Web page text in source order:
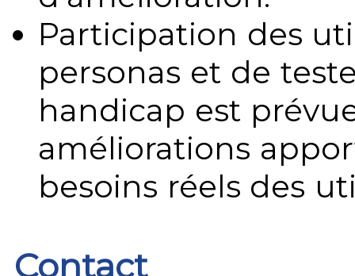
Participation des
personas et de
handicap est
améliorations
besoins réels des
Contact